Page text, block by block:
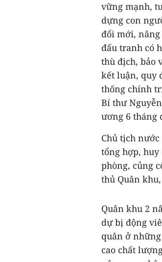
vững mạnh,
dựng con
đổi mới,
đấu tranh có
thù địch, bảo
kết luận, quy
thống chính
Bí thư
ương 6 tháng
Chủ tịch
tổng hợp,
phòng, củng
thủ Quân
Quân khu 2
dự bị động
quân ở
cao chất